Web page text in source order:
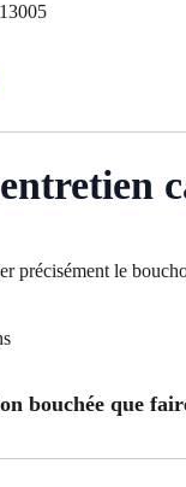
précisément le
bouchée que